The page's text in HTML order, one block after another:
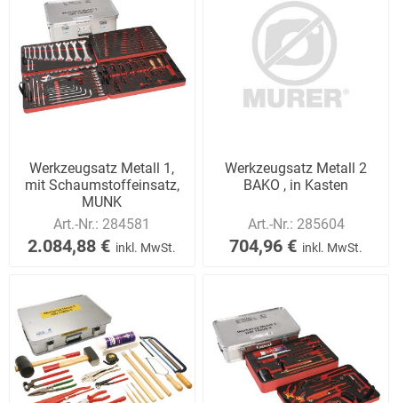
Werkzeugsatz Metall 1,
mit Schaumstoffeinsatz,
MUNK
Art.-Nr.: 284581
2.084,88 € inkl. MwSt.
Werkzeugsatz Metall 2
BAKO , in Kasten
Art.-Nr.: 285604
704,96 € inkl. MwSt.